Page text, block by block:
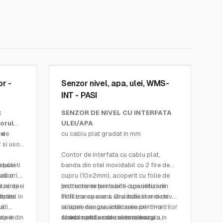
-
de
si usor
al apei
in
in
puteti
orice
de
din
Senzor nivel, apa, ulei, WMS-
INT - PASI
SENZOR DE NIVEL CU INTERFATA
ULEI/APA
cu cablu plat gradat in mm
Contor de interfata cu cablu plat,
banda din otel inoxidabil cu 2 fire de
cupru (10x2mm), acoperit cu folie de
protectie externa anti-zgarieturi din
PUR transparent. Gradatie in mm de
culoare neagra, indicarea centimetrilor
si decimetrilor de culoare neagra,
Instrumente portabile cu o utilizare
similara cu cea a unui indicator de nivel
al apei, dar caracterizate printr-o
sonda optica care semnaleaza
Atunci cand sonda este coborata in